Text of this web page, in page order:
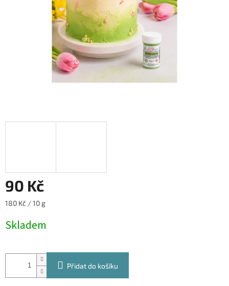
90 Kč
Měrná
180 Kč / 10 g
Skladem
Přidat do košíku